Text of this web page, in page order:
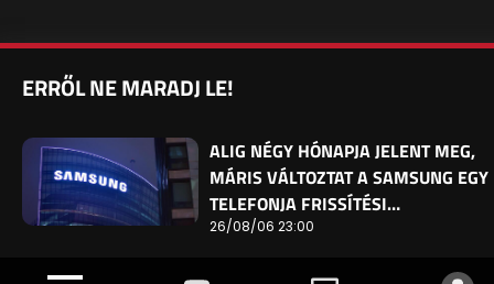
ERRŐL NE MARADJ LE!
ALIG NÉGY HÓNAPJA JELENT MEG,
MÁRIS VÁLTOZTAT A SAMSUNG EGY
TELEFONJA FRISSÍTÉSI…
26/08/06 23:00